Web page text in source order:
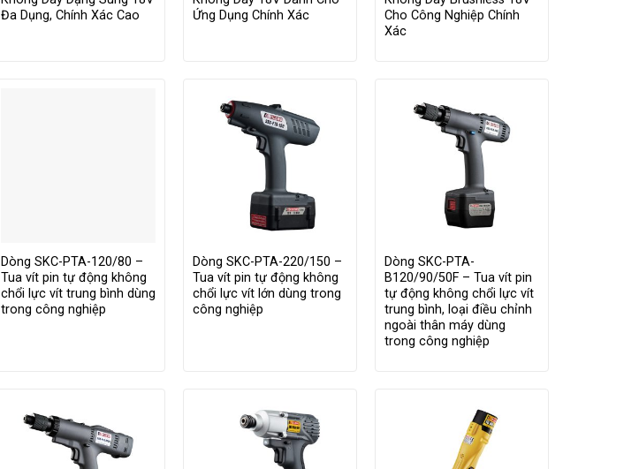
Đa Dụng, Chính Xác Cao
Ứng Dụng Chính Xác
Cho Công Nghiệp Chính
Xác
Dòng SKC-PTA-120/80 –
Tua vít pin tự động không
chổi lực vít trung bình dùng
trong công nghiệp
Dòng SKC-PTA-220/150 –
Tua vít pin tự động không
chổi lực vít lớn dùng trong
công nghiệp
Dòng SKC-PTA-
B120/90/50F – Tua vít pin
tự động không chổi lực vít
trung bình, loại điều chỉnh
ngoài thân máy dùng
trong công nghiệp